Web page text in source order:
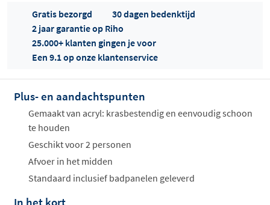
Offertes
ophalen...
Gratis bezorgd
30 dagen bedenktijd
2 jaar garantie op Riho
25.000+ klanten gingen je voor
Een 9.1 op onze klantenservice
Plus- en aandachtspunten
Gemaakt van acryl: krasbestendig en eenvoudig schoon
te houden
Geschikt voor 2 personen
Afvoer in het midden
Standaard inclusief badpanelen geleverd